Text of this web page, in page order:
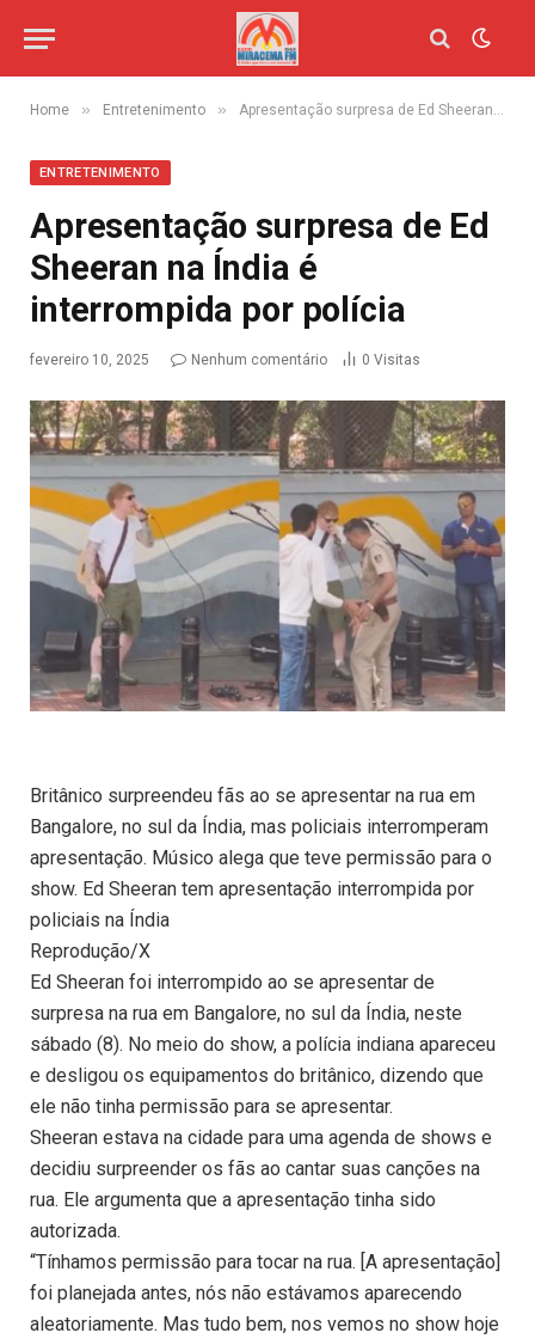
Home » Entretenimento » Apresentação surpresa de Ed Sheeran na Índia é interrompida por polícia
ENTRETENIMENTO
Apresentação surpresa de Ed
Sheeran na Índia é
interrompida por polícia
fevereiro 10, 2025 Nenhum comentário 0 Visitas
Britânico surpreendeu fãs ao se apresentar na rua em
Bangalore, no sul da Índia, mas policiais interromperam
apresentação. Músico alega que teve permissão para o
show. Ed Sheeran tem apresentação interrompida por
policiais na Índia
Reprodução/X
Ed Sheeran foi interrompido ao se apresentar de
surpresa na rua em Bangalore, no sul da Índia, neste
sábado (8). No meio do show, a polícia indiana apareceu
e desligou os equipamentos do britânico, dizendo que
ele não tinha permissão para se apresentar.
Sheeran estava na cidade para uma agenda de shows e
decidiu surpreender os fãs ao cantar suas canções na
rua. Ele argumenta que a apresentação tinha sido
autorizada.
“Tínhamos permissão para tocar na rua. [A apresentação]
foi planejada antes, nós não estávamos aparecendo
aleatoriamente. Mas tudo bem, nos vemos no show hoje